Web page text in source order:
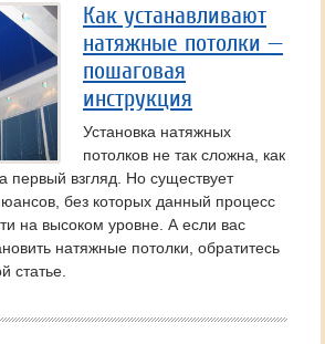
Как устанавливают
натяжные потолки —
пошаговая
инструкция
Установка натяжных
потолков не так сложна, как
первый взгляд. Но существует
без которых данный процесс
на высоком уровне. А если вас
натяжные потолки, обратитесь
статье.